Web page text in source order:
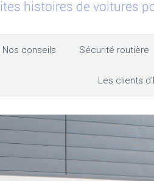
Nos conseils Sécurité routière
Les clients